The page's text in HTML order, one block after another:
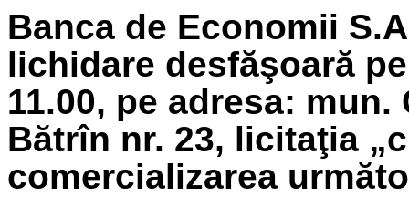
Banca de Economii
lichidare desfăşoară
11.00, pe adresa:
Bătrîn nr. 23, licitaţia
comercializarea